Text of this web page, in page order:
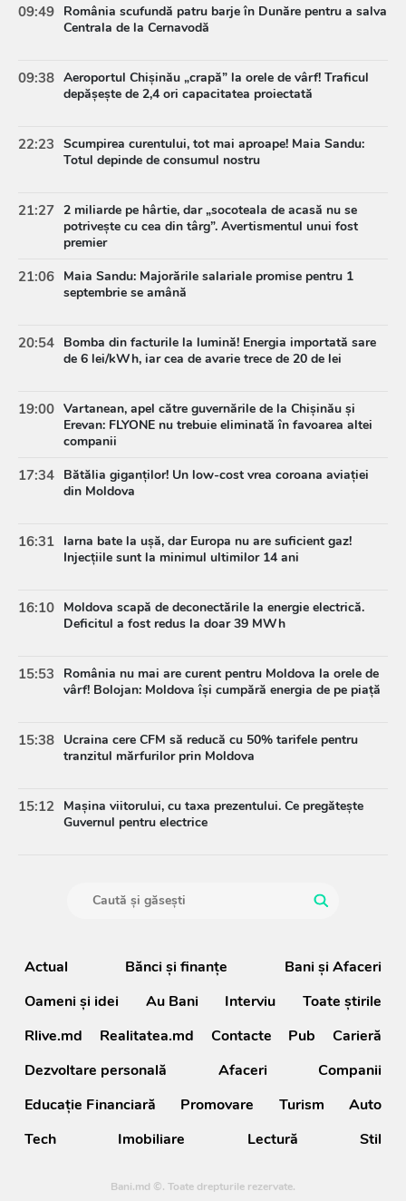
09:49 România scufundă patru barje în Dunăre pentru a salva
Centrala de la Cernavodă
09:38 Aeroportul Chișinău „crapă” la orele de vârf! Traficul
depășește de 2,4 ori capacitatea proiectată
22:23 Scumpirea curentului, tot mai aproape! Maia Sandu:
Totul depinde de consumul nostru
21:27 2 miliarde pe hârtie, dar „socoteala de acasă nu se
potrivește cu cea din târg”. Avertismentul unui fost
premier
21:06 Maia Sandu: Majorările salariale promise pentru 1
septembrie se amână
20:54 Bomba din facturile la lumină! Energia importată sare
de 6 lei/kWh, iar cea de avarie trece de 20 de lei
19:00 Vartanean, apel către guvernările de la Chișinău și
Erevan: FLYONE nu trebuie eliminată în favoarea altei
companii
17:34 Bătălia giganților! Un low-cost vrea coroana aviației
din Moldova
16:31 Iarna bate la ușă, dar Europa nu are suficient gaz!
Injecțiile sunt la minimul ultimilor 14 ani
16:10 Moldova scapă de deconectările la energie electrică.
Deficitul a fost redus la doar 39 MWh
15:53
România nu mai are curent pentru Moldova la orele de
vârf! Bolojan: Moldova își cumpără energia de pe piață
15:38 Ucraina cere CFM să reducă cu 50% tarifele pentru
tranzitul mărfurilor prin Moldova
15:12 Mașina viitorului, cu taxa prezentului. Ce pregătește
Guvernul pentru electrice
Actual Bănci şi finanţe
Bani și Afaceri
Oameni şi idei
Au Bani Interviu
Toate știrile
Rlive.md
Realitatea.md Contacte Pub
Carieră
Dezvoltare personală
Afaceri
Companii
Educație Financiară
Promovare Turism
Auto
Tech
Imobiliare Lectură Stil
Bani.md ©. Toate drepturile rezervate.